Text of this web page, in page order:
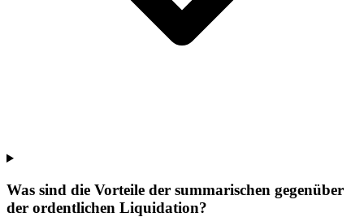
Was sind die Vorteile der summarischen gegenüber
der ordentlichen Liquidation?